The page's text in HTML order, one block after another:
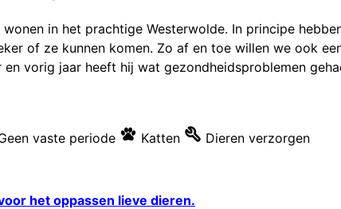
in het prachtige Westerwolde. In principe
of ze kunnen komen. Zo af en toe willen we ook
vorig jaar heeft hij wat gezondheidsproblemen
vaste periode Katten Dieren verzorgen
het oppassen lieve dieren.